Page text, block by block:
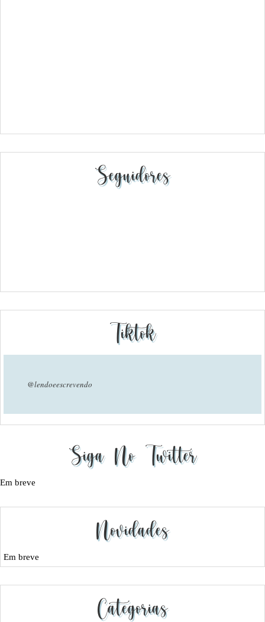
Seguidores
Tiktok
@lendoeescrevendo
Siga No Twitter
Em breve
Novidades
Em breve
Categorias